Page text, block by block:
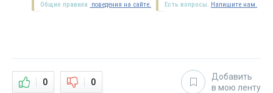
Есть вопросы. Напишите нам.
Общие правила поведения на сайте.
0 0
Добавить
в мою ленту